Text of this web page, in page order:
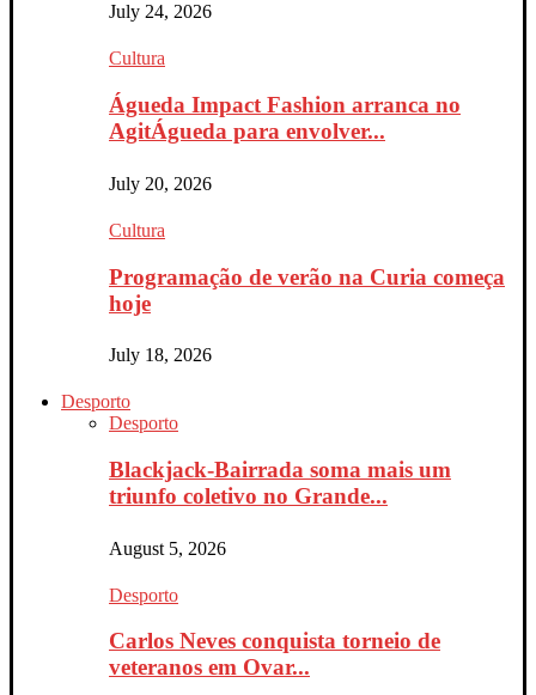
July 24, 2026
Cultura
Águeda Impact Fashion arranca no
AgitÁgueda para envolver...
July 20, 2026
Cultura
Programação de verão na Curia começa
hoje
July 18, 2026
Desporto
Desporto
Blackjack-Bairrada soma mais um
triunfo coletivo no Grande...
August 5, 2026
Desporto
Carlos Neves conquista torneio de
veteranos em Ovar...